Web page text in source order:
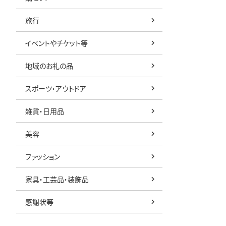
旅行
イベントやチケット等
地域のお礼の品
スポーツ・アウトドア
雑貨・日用品
美容
ファッション
家具・工芸品・装飾品
感謝状等